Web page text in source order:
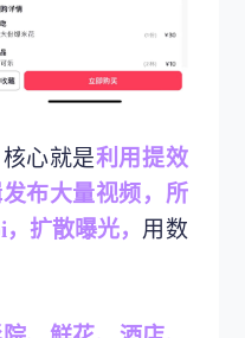
心就是利用提效
布大量视频，所
扩散曝光， 用数